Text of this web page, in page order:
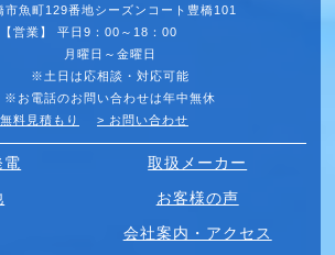
市魚町129番地シーズンコート豊橋101
【営業】 平日9：00～18：00
月曜日～金曜日
※土日は応相談・対応可能
※お電話のお問い合わせは年中無休
料見積もり
> お問い合わせ
電
取扱メーカー
お客様の声
会社案内・アクセス